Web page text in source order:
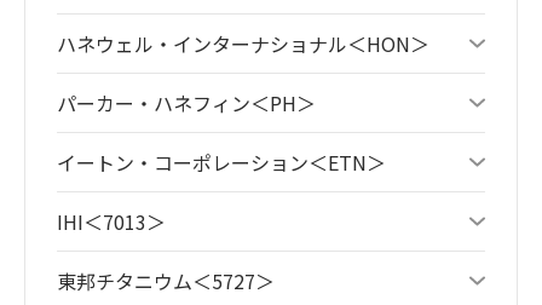
ハネウェル・インターナショナル＜HON＞
パーカー・ハネフィン＜PH＞
イートン・コーポレーション＜ETN＞
IHI＜7013＞
東邦チタニウム＜5727＞